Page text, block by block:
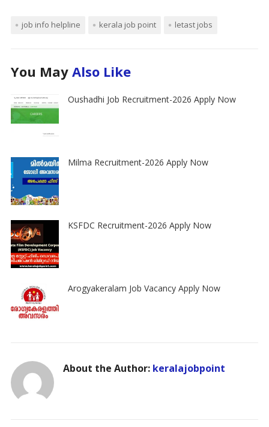
job info helpline kerala job point letast jobs
You May Also Like
Oushadhi Job Recruitment-2026 Apply Now
Milma Recruitment-2026 Apply Now
KSFDC Recruitment-2026 Apply Now
Arogyakeralam Job Vacancy Apply Now
About the Author: keralajobpoint